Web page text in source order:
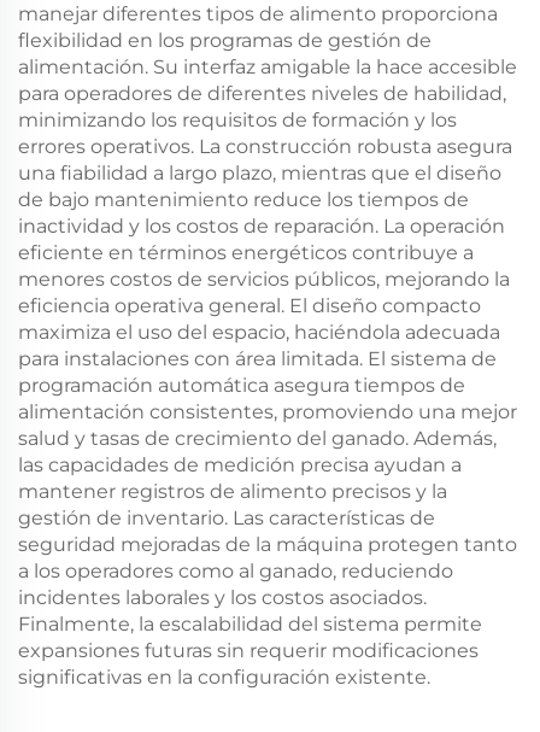
manejar diferentes tipos de alimento proporciona
flexibilidad en los programas de gestión de
alimentación. Su interfaz amigable la hace accesible
para operadores de diferentes niveles de habilidad,
minimizando los requisitos de formación y los
errores operativos. La construcción robusta asegura
una fiabilidad a largo plazo, mientras que el diseño
de bajo mantenimiento reduce los tiempos de
inactividad y los costos de reparación. La operación
eficiente en términos energéticos contribuye a
menores costos de servicios públicos, mejorando la
eficiencia operativa general. El diseño compacto
maximiza el uso del espacio, haciéndola adecuada
para instalaciones con área limitada. El sistema de
programación automática asegura tiempos de
alimentación consistentes, promoviendo una mejor
salud y tasas de crecimiento del ganado. Además,
las capacidades de medición precisa ayudan a
mantener registros de alimento precisos y la
gestión de inventario. Las características de
seguridad mejoradas de la máquina protegen tanto
a los operadores como al ganado, reduciendo
incidentes laborales y los costos asociados.
Finalmente, la escalabilidad del sistema permite
expansiones futuras sin requerir modificaciones
significativas en la configuración existente.